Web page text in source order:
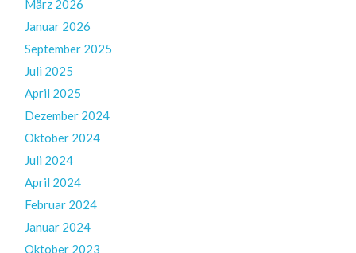
März 2026
Januar 2026
September 2025
Juli 2025
April 2025
Dezember 2024
Oktober 2024
Juli 2024
April 2024
Februar 2024
Januar 2024
Oktober 2023